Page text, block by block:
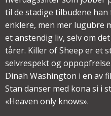
til de stadige tilbudene
enklere, men mer lugubre
et anstendig liv, selv om
tårer. Killer of Sheep er et
selvrespekt og
Dinah Washington i en av
Stan danser med kona si i
«Heaven only knows».